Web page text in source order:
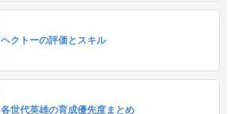
ヘクトーの評価とスキル
各世代英雄の育成優先度まとめ